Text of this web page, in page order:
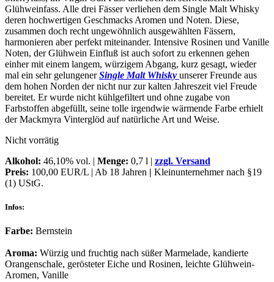
Glühweinfass. Alle drei Fässer verliehen dem Single Malt Whisky
deren hochwertigen Geschmacks Aromen und Noten. Diese,
zusammen doch recht ungewöhnlich ausgewählten Fässern,
harmonieren aber perfekt miteinander. Intensive Rosinen und Vanille
Noten, der Glühwein Einfluß ist auch sofort zu erkennen gehen
einher mit einem langem, würzigem Abgang, kurz gesagt, wieder
mal ein sehr gelungenerSingle Malt Whisky unserer Freunde aus
dem hohen Norden der nicht nur zur kalten Jahreszeit viel Freude
bereitet. Er wurde nicht kühlgefiltert und ohne zugabe von
Farbstoffen abgefüllt, seine tolle irgendwie wärmende Farbe erhielt
der Mackmyra Vinterglöd auf natürliche Art und Weise.
Nicht vorrätig
Alkohol: 46,10% vol. | Menge: 0,7 l | zzgl. Versand
Preis: 100,00 EUR/L | Ab 18 Jahren | Kleinunternehmer nach §19
(1) UStG.
Infos:
Farbe: Bernstein
Aroma: Würzig und fruchtig nach süßer Marmelade, kandierte
Orangenschale, gerösteter Eiche und Rosinen, leichte Glühwein-
Aromen, Vanille